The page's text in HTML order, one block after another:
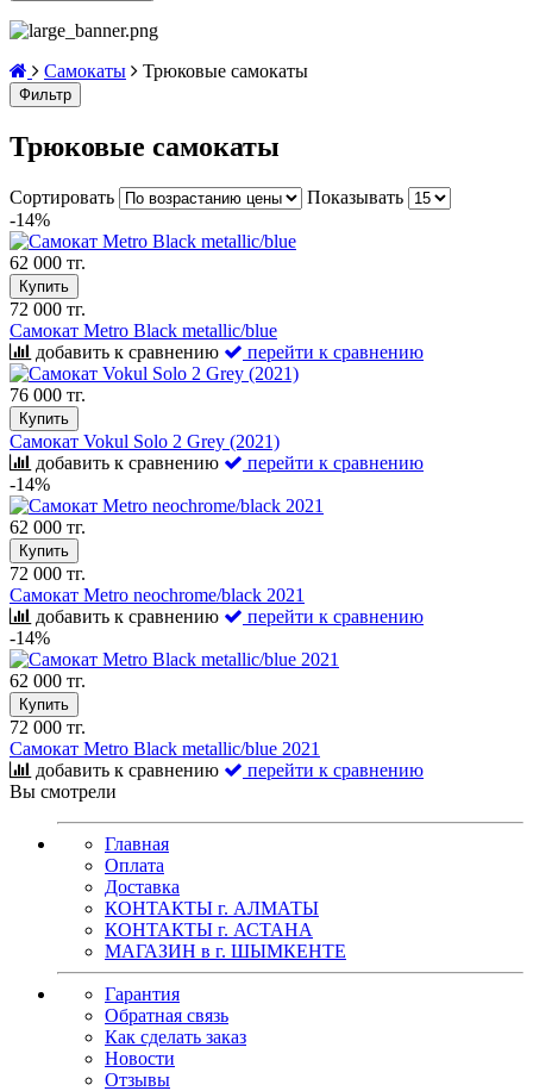
Самокаты Трюковые самокаты
Фильтр
Трюковые самокаты
Сортировать
Показывать
-14%
62 000 тг.
Купить
72 000 тг.
Самокат Metro Black metallic/blue
добавить к сравнению
перейти к сравнению
76 000 тг.
Купить
Самокат Vokul Solo 2 Grey (2021)
добавить к сравнению
перейти к сравнению
-14%
62 000 тг.
Купить
72 000 тг.
Самокат Metro neochrome/black 2021
добавить к сравнению
перейти к сравнению
-14%
62 000 тг.
Купить
72 000 тг.
Самокат Metro Black metallic/blue 2021
добавить к сравнению
перейти к сравнению
Вы смотрели
Главная
Оплата
Доставка
КОНТАКТЫ г. АЛМАТЫ
КОНТАКТЫ г. АСТАНА
МАГАЗИН в г. ШЫМКЕНТЕ
Гарантия
Обратная связь
Как сделать заказ
Новости
Отзывы